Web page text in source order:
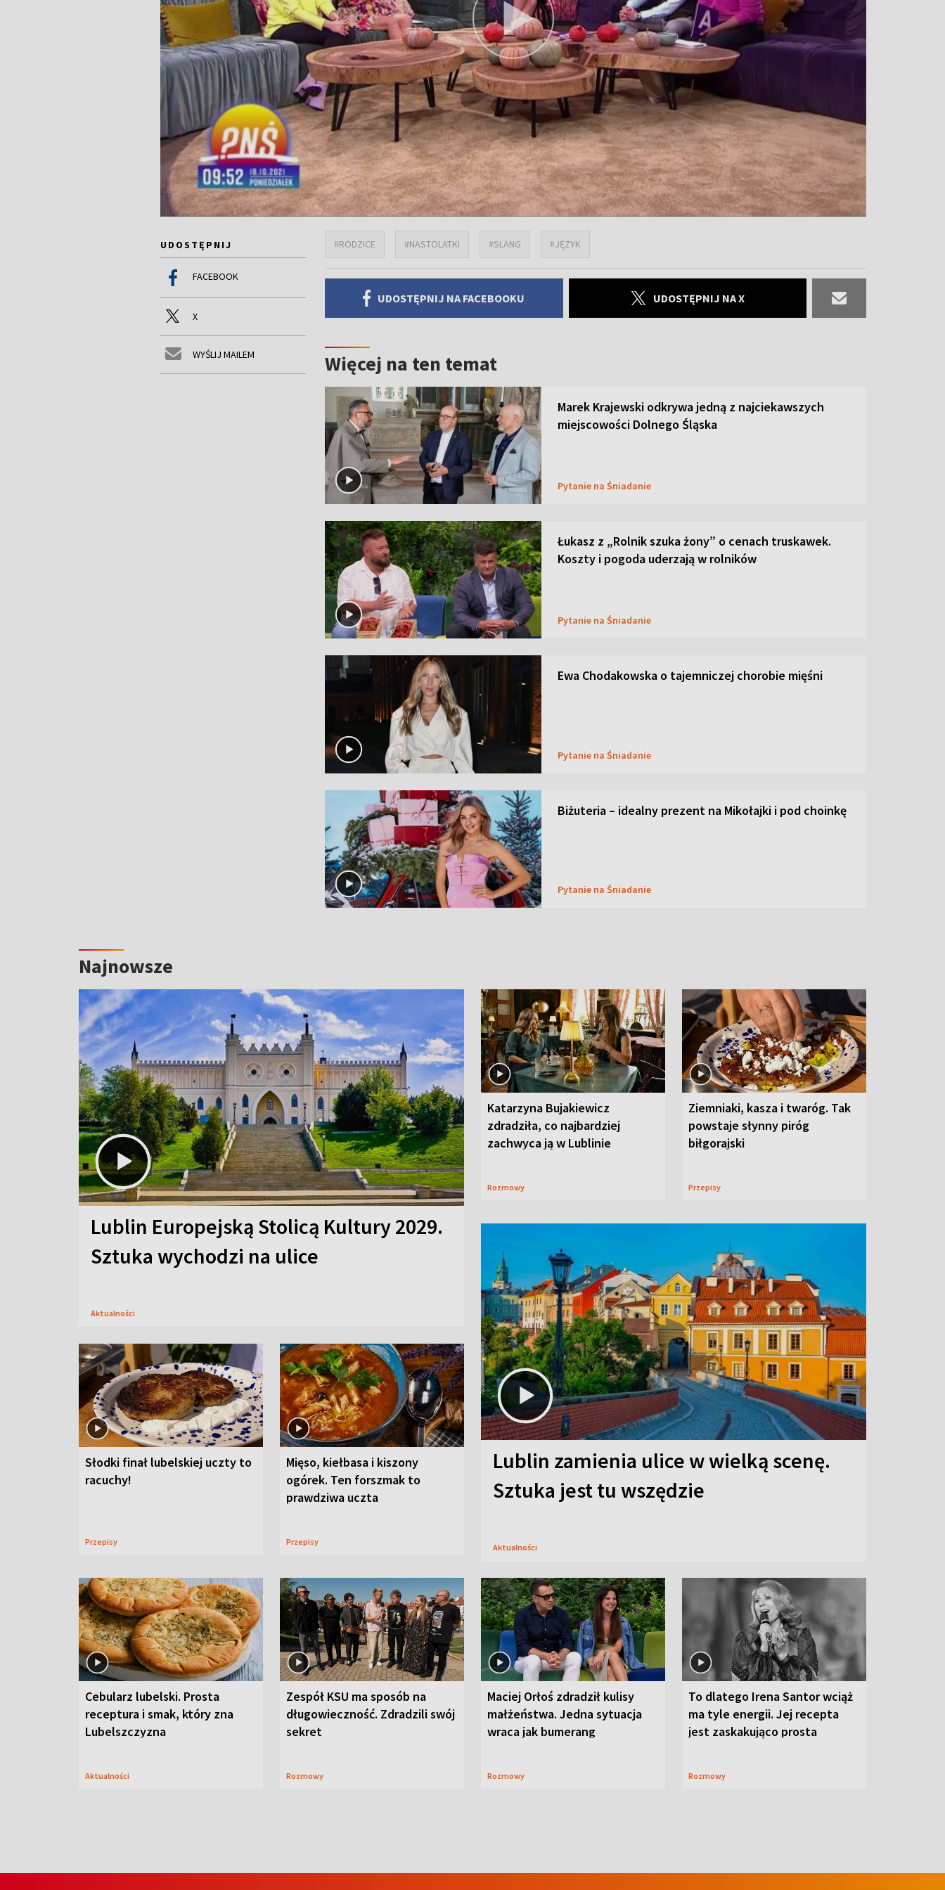
UDOSTĘPNIJ
FACEBOOK
X
WYŚLIJ MAILEM
#RODZICE #NASTOLATKI #SLANG #JĘZYK
UDOSTĘPNIJ NA FACEBOOKU UDOSTĘPNIJ NA X
Więcej na ten temat
Marek Krajewski odkrywa jedną z najciekawszych
miejscowości Dolnego Śląska
Pytanie na Śniadanie
Łukasz z „Rolnik szuka żony” o cenach truskawek.
Koszty i pogoda uderzają w rolników
Pytanie na Śniadanie
Ewa Chodakowska o tajemniczej chorobie mięśni
Pytanie na Śniadanie
Biżuteria – idealny prezent na Mikołajki i pod choinkę
Pytanie na Śniadanie
Najnowsze
Lublin Europejską Stolicą Kultury 2029.
Sztuka wychodzi na ulice
Aktualności
Katarzyna Bujakiewicz
zdradziła, co najbardziej
zachwyca ją w Lublinie
Rozmowy
Ziemniaki, kasza i twaróg. Tak
powstaje słynny piróg
biłgorajski
Przepisy
Słodki finał lubelskiej uczty to
racuchy!
Przepisy
Mięso, kiełbasa i kiszony
ogórek. Ten forszmak to
prawdziwa uczta
Przepisy
Lublin zamienia ulice w wielką scenę.
Sztuka jest tu wszędzie
Aktualności
Cebularz lubelski. Prosta
receptura i smak, który zna
Lubelszczyzna
Aktualności
Zespół KSU ma sposób na
długowieczność. Zdradzili swój
sekret
Rozmowy
Maciej Orłoś zdradził kulisy
małżeństwa. Jedna sytuacja
wraca jak bumerang
Rozmowy
To dlatego Irena Santor wciąż
ma tyle energii. Jej recepta
jest zaskakująco prosta
Rozmowy